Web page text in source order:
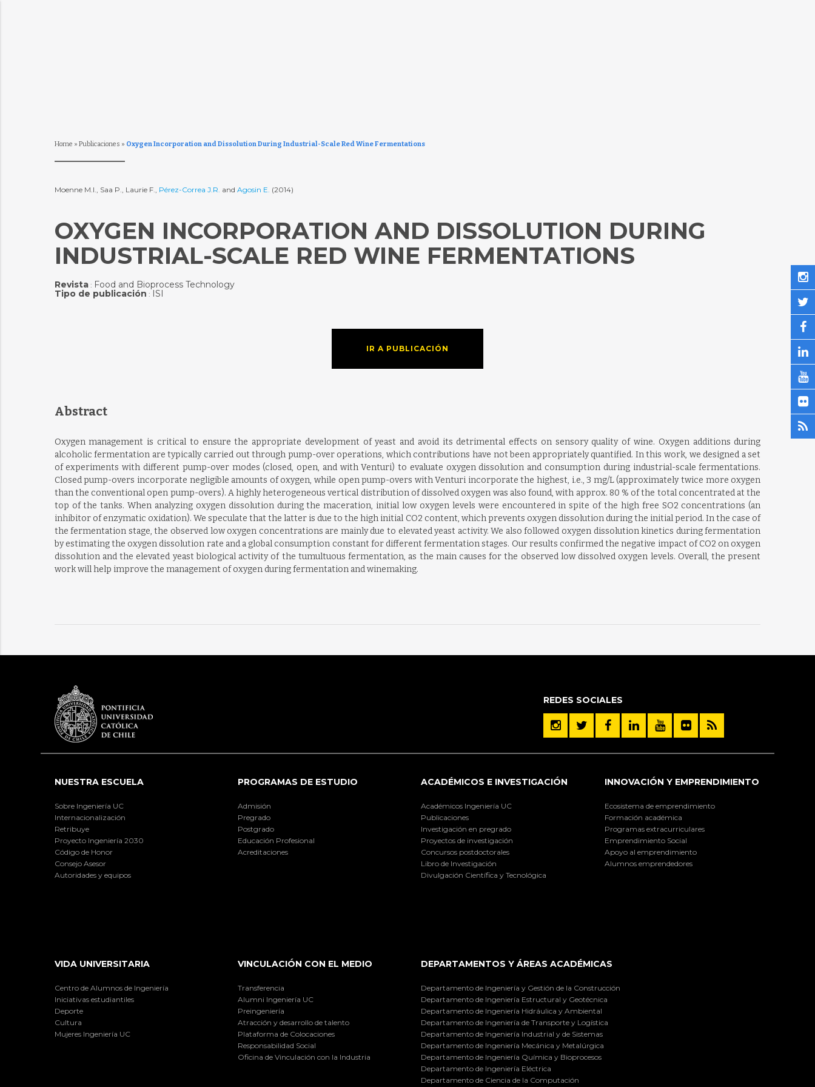
Home » Publicaciones » Oxygen Incorporation and Dissolution During Industrial-Scale Red Wine Fermentations
Moenne M.I., Saa P., Laurie F., Pérez-Correa J.R. and Agosin E. (2014)
OXYGEN INCORPORATION AND DISSOLUTION DURING
INDUSTRIAL-SCALE RED WINE FERMENTATIONS
Revista: Food and Bioprocess Technology
Tipo de publicación : ISI
IR A PUBLICACIÓN
Abstract
Oxygen management is critical to ensure the appropriate development of yeast and avoid its detrimental effects on sensory quality of wine. Oxygen additions during
alcoholic fermentation are typically carried out through pump-over operations, which contributions have not been appropriately quantified. In this work, we designed a set
of experiments with different pump-over modes (closed, open, and with Venturi) to evaluate oxygen dissolution and consumption during industrial-scale fermentations.
Closed pump-overs incorporate negligible amounts of oxygen, while open pump-overs with Venturi incorporate the highest, i.e., 3 mg/L (approximately twice more oxygen
than the conventional open pump-overs). A highly heterogeneous vertical distribution of dissolved oxygen was also found, with approx. 80 % of the total concentrated at the
top of the tanks. When analyzing oxygen dissolution during the maceration, initial low oxygen levels were encountered in spite of the high free SO2 concentrations (an
inhibitor of enzymatic oxidation). We speculate that the latter is due to the high initial CO2 content, which prevents oxygen dissolution during the initial period. In the case of
the fermentation stage, the observed low oxygen concentrations are mainly due to elevated yeast activity. We also followed oxygen dissolution kinetics during fermentation
by estimating the oxygen dissolution rate and a global consumption constant for different fermentation stages. Our results confirmed the negative impact of CO2 on oxygen
dissolution and the elevated yeast biological activity of the tumultuous fermentation, as the main causes for the observed low dissolved oxygen levels. Overall, the present
work will help improve the management of oxygen during fermentation and winemaking.
REDES SOCIALES
NUESTRA ESCUELA
Sobre Ingeniería UC
Internacionalización
Retribuye
Proyecto Ingeniería 2030
Código de Honor
Consejo Asesor
Autoridades y equipos
PROGRAMAS DE ESTUDIO
Admisión
Pregrado
Postgrado
Educación Profesional
Acreditaciones
ACADÉMICOS E INVESTIGACIÓN
Académicos Ingeniería UC
Publicaciones
Investigación en pregrado
Proyectos de investigación
Concursos postdoctorales
Libro de Investigación
Divulgación Científica y Tecnológica
INNOVACIÓN Y EMPRENDIMIENTO
Ecosistema de emprendimiento
Formación académica
Programas extracurriculares
Emprendimiento Social
Apoyo al emprendimiento
Alumnos emprendedores
VIDA UNIVERSITARIA
Centro de Alumnos de Ingeniería
Iniciativas estudiantiles
Deporte
Cultura
Mujeres Ingeniería UC
VINCULACIÓN CON EL MEDIO
Transferencia
Alumni Ingeniería UC
Preingeniería
Atracción y desarrollo de talento
Plataforma de Colocaciones
Responsabilidad Social
Oficina de Vinculación con la Industria
DEPARTAMENTOS Y ÁREAS ACADÉMICAS
Departamento de Ingeniería y Gestión de la Construcción
Departamento de Ingeniería Estructural y Geotécnica
Departamento de Ingeniería Hidráulica y Ambiental
Departamento de Ingeniería de Transporte y Logística
Departamento de Ingeniería Industrial y de Sistemas
Departamento de Ingeniería Mecánica y Metalúrgica
Departamento de Ingeniería Química y Bioprocesos
Departamento de Ingeniería Eléctrica
Departamento de Ciencia de la Computación